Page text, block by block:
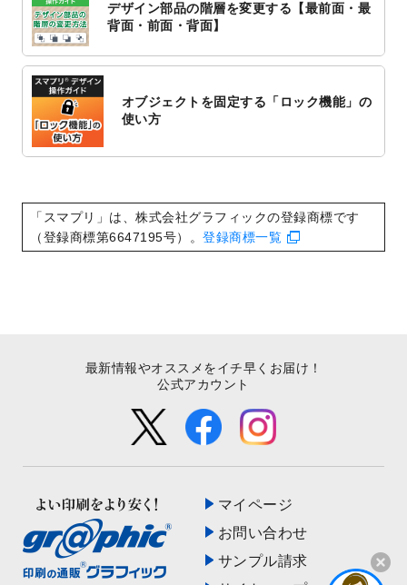
2022/10/1
2023年版1月始まりのカレンダーデザイン
2022/9/21
コンサートのチラシデザインテンプレート
2022/9/5
年賀状のデザインテンプレート
2022/9/5
喪中はがきのデザインテンプレートを公開
2022/8/24
印刷用データの解像度
を引き上げまし
た！
デザイン部品の階層を変更する【最前面・最
背面・前面・背面】
オブジェクトを固定する「ロック機能」の
使い方
「スマプリ」は、株式会社グラフィックの登録商標です
（登録商標第6647195号）。 登録商標一覧
マイページ
お問い合わせ
サンプル請求
最新情報やオススメをイチ早くお届け！
公式アカウント